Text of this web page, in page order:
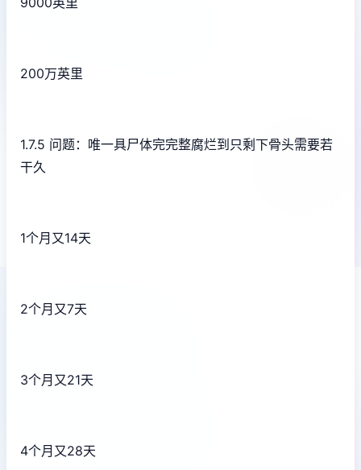
200万英里
1.7.5 问题：唯一具尸体完完整腐烂到只剩下骨头需要若
干久
1个月又14天
2个月又7天
3个月又21天
4个月又28天